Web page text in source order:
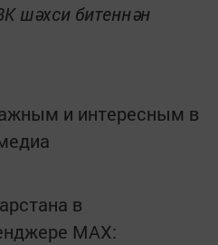
шәхси битеннән
и интересным в
в
MАХ: